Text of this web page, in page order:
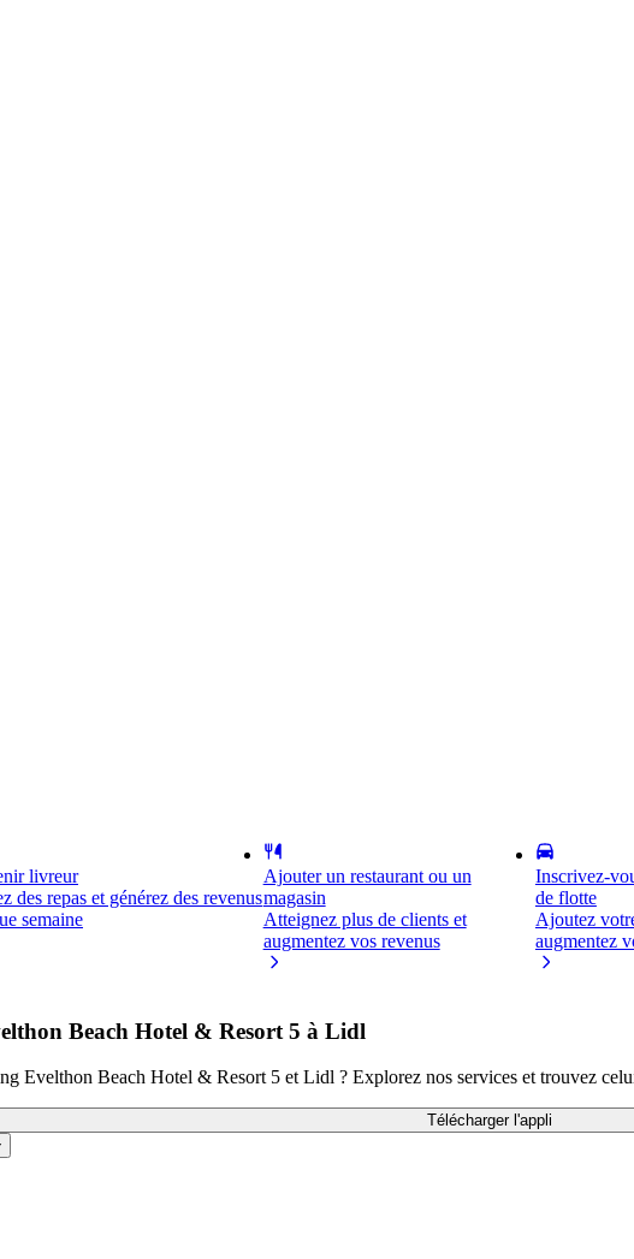
livreur
des repas et générez des revenus
semaine
Ajouter un restaurant ou un
magasin
Atteignez plus de clients et
augmentez vos revenus
Inscrivez-
de flotte
Ajoutez
augmentez
Beach Hotel & Resort 5 à Lidl
Evelthon Beach Hotel & Resort 5 et Lidl ? Explorez nos services et trouvez
Télécharger l'appli